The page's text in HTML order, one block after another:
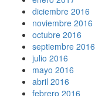
diciembre 2016
noviembre 2016
octubre 2016
septiembre 2016
julio 2016
mayo 2016
abril 2016
febrero 2016